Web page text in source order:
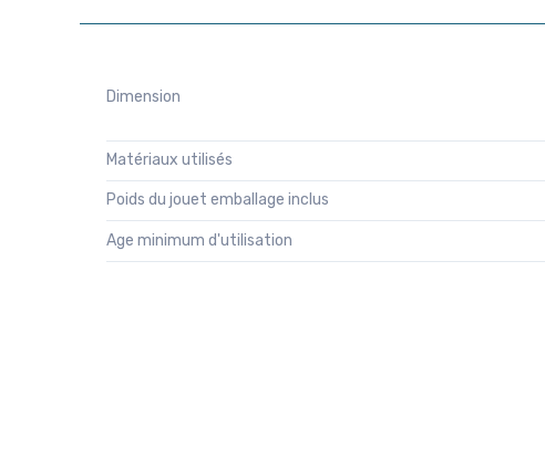
Dimension
Matériaux utilisés
Poids du jouet emballage inclus
Age minimum d'utilisation